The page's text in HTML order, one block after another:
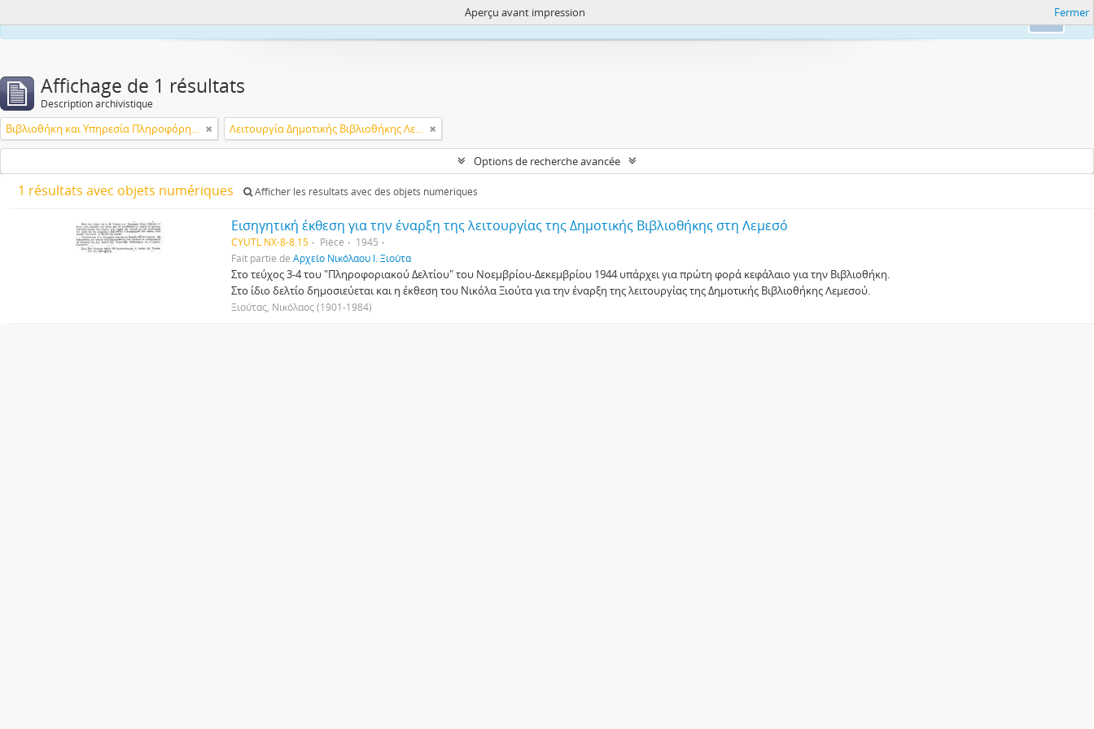
This website uses cookies to enhance your ability to browse and load content.
Aperçu avant impression Fermer
Affichage de 1 résultats
Description archivistique
Βιβλιοθήκη και Υπηρεσία Πληροφόρησης Τεχνολογικού Πανεπιστημίου Κύπρου Λειτουργία Δημοτικής Βιβλιοθήκης Λεμεσού
Options de recherche avancée
1 résultats avec objets numériques Afficher les résultats avec des objets numériques
Εισηγητική έκθεση για την έναρξη της λειτουργίας της Δημοτικής Βιβλιοθήκης στη Λεμεσό
CYUTL NX-8-8.15 Pièce
1945
Fait partie deΑρχείο Νικόλαου Ι. Ξιούτα
Στο τεύχος 3-4 του "Πληροφοριακού Δελτίου" του Νοεμβρίου-Δεκεμβρίου 1944 υπάρχει για πρώτη φορά κεφάλαιο για την Βιβλιοθήκη.
Στο ίδιο δελτίο δημοσιεύεται και η έκθεση του Νικόλα Ξιούτα για την έναρξη της λειτουργίας της Δημοτικής Βιβλιοθήκης Λεμεσού.
Ξιούτας, Νικόλαος (1901-1984)